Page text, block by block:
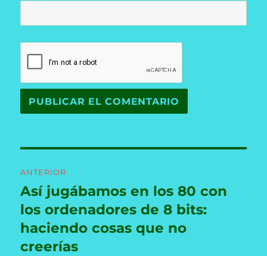
de
entradas
ANTERIOR
Entrada
anterior:
Así jugábamos en los 80 con
los ordenadores de 8 bits:
haciendo cosas que no
creerías